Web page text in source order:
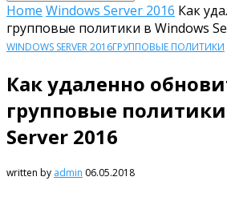
Home Windows Server 2016 Как
групповые политики в Windows
WINDOWS SERVER 2016ГРУППОВЫЕ ПОЛИТИКИ
Как удаленно
групповые
Server 2016
written by admin 06.05.2018